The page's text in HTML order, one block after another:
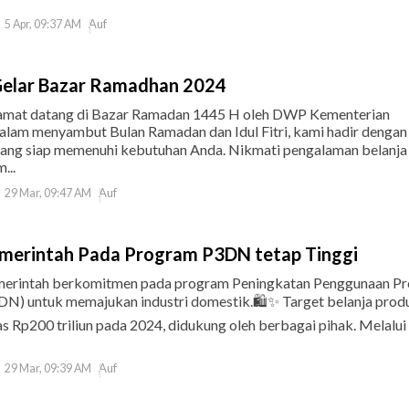
5 Apr, 09:37 AM Auf
Bazar Ramadhan 2024
datang di Bazar Ramadan 1445 H oleh DWP Kementerian
menyambut Bulan Ramadan dan Idul Fitri, kami hadir dengan
siap memenuhi kebutuhan Anda. Nikmati pengalaman
29 Mar, 09:47 AM Auf
Pada Program P3DN tetap Tinggi
berkomitmen pada program Peningkatan Penggunaan
untuk memajukan industri domestik.🛍️✨ Target belanja
Rp200 triliun pada 2024, didukung oleh berbagai pihak. Melalui
29 Mar, 09:39 AM Auf